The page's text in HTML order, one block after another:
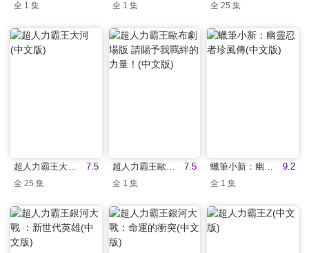
全 1 集 全 1 集 全 25 集
7.5
超人力霸王大河(中文版)
全 25 集
7.5
超人力霸王歐布劇場版 請賜予我羈絆的力量！(中文版)
全 1 集
9.2
蠟筆小新：幽靈忍者珍風傳(中文版)
全 1 集